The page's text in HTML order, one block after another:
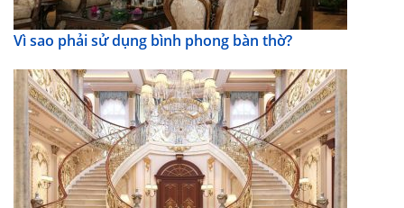
Vì sao phải sử dụng bình phong bàn thờ?